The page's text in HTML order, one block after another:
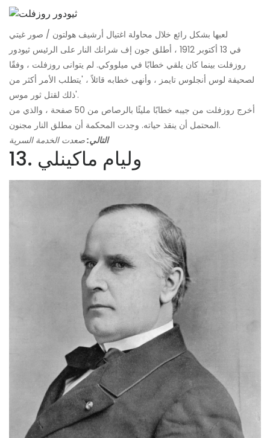
لعبها بشكل رائع خلال محاولة اغتيال أرشيف هولتون / صور غيتي
في 13 أكتوبر 1912 ، أطلق جون إف شرانك النار على الرئيس ثيودور
روزفلت بينما كان يلقي خطابًا في ميلووكي. لم يتوانى روزفلت ، وفقًا
لصحيفة لوس أنجلوس تايمز ، وأنهى خطابه قائلاً ، 'يتطلب الأمر أكثر من
ذلك لقتل ثور موس'.
أخرج روزفلت من جيبه خطابًا مليئًا بالرصاص من 50 صفحة ، والذي من
المحتمل أن ينقذ حياته. وجدت المحكمة أن مطلق النار مجنون.
التالي:صعدت الخدمة السرية
13. وليام ماكينلي